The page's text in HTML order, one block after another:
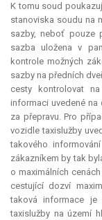
K tomu soud
stanoviska soudu na
sazby, neboť pouze
sazba uložena v
kontrole možných
sazby na předních
cesty kontrolovat
informaci uvedené na
za přepravu. Pro
vozidle taxislužby
takového
zákazníkem by tak
o maximálních
cestující dozví
taková informace je
taxislužby na území